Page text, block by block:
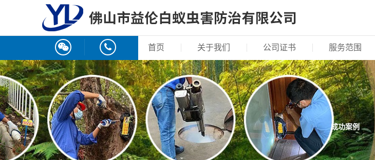
首页 关于我们 公司证书 服务范围
成功案例